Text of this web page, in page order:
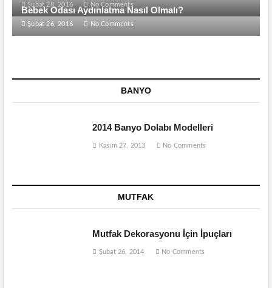
Şubat 28, 2016 No Comments
Bebek Odası Aydınlatma Nasıl Olmalı?
Şubat 26, 2016 No Comments
BANYO
2014 Banyo Dolabı Modelleri
Kasım 27, 2013 No Comments
MUTFAK
Mutfak Dekorasyonu İçin İpuçları
Şubat 26, 2014 No Comments